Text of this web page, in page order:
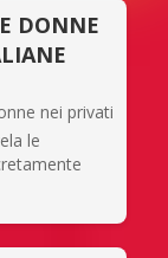
DONNE
nei privati
le